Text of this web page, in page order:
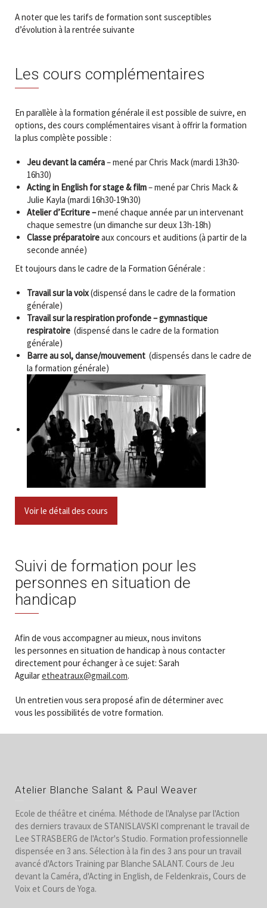
A noter que les tarifs de formation sont susceptibles
d’évolution à la rentrée suivante
Les cours complémentaires
En parallèle à la formation générale il est possible de suivre, en
options, des cours complémentaires visant à offrir la formation
la plus complète possible :
Jeu devant la caméra– mené par Chris Mack (mardi 13h30-
16h30)
Acting in English for stage & film– mené par Chris Mack &
Julie Kayla (mardi 16h30-19h30)
Atelier d’Ecriture –mené chaque année par un intervenant
chaque semestre (un dimanche sur deux 13h-18h)
Classe préparatoireaux concours et auditions (à partir de la
seconde année)
Et toujours dans le cadre de la Formation Générale :
Travail sur la voix(dispensé dans le cadre de la formation
générale)
Travail sur la respiration profonde – gymnastique
respiratoire (dispensé dans le cadre de la formation
générale)
Barre au sol, danse/mouvement (dispensés dans le cadre de
la formation générale)
Voir le détail des cours
Suivi de formation pour les
personnes en situation de
handicap
Afin de vous accompagner au mieux, nous invitons
les personnes en situation de handicap à nous contacter
directement pour échanger à ce sujet: Sarah
Aguilaretheatraux@gmail.com.
Un entretien vous sera proposé afin de déterminer avec
vous les possibilités de votre formation.
Atelier Blanche Salant & Paul Weaver
Ecole de théâtre et cinéma. Méthode de l'Analyse par l'Action
des derniers travaux de STANISLAVSKI comprenant le travail de
Lee STRASBERG de l'Actor's Studio. Formation professionnelle
dispensée en 3 ans. Sélection à la fin des 3 ans pour un travail
avancé d'Actors Training par Blanche SALANT. Cours de Jeu
devant la Caméra, d'Acting in English, de Feldenkraïs, Cours de
Voix et Cours de Yoga.